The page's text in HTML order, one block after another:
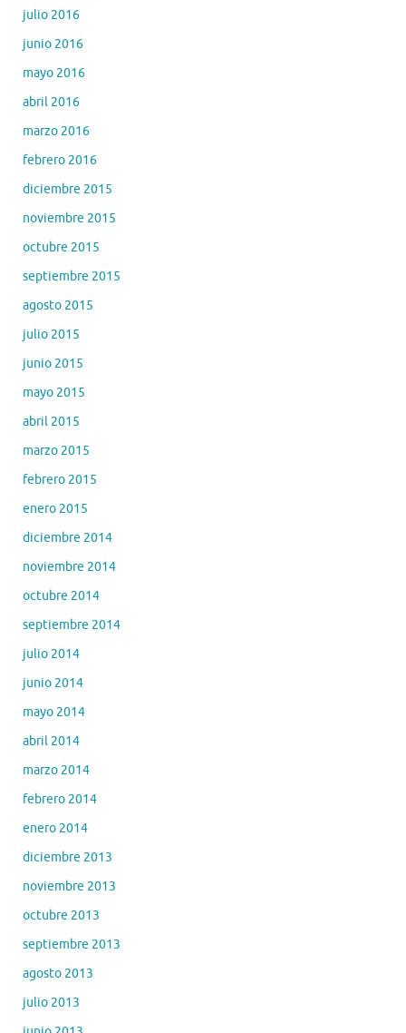
julio 2016
junio 2016
mayo 2016
abril 2016
marzo 2016
febrero 2016
diciembre 2015
noviembre 2015
octubre 2015
septiembre 2015
agosto 2015
julio 2015
junio 2015
mayo 2015
abril 2015
marzo 2015
febrero 2015
enero 2015
diciembre 2014
noviembre 2014
octubre 2014
septiembre 2014
julio 2014
junio 2014
mayo 2014
abril 2014
marzo 2014
febrero 2014
enero 2014
diciembre 2013
noviembre 2013
octubre 2013
septiembre 2013
agosto 2013
julio 2013